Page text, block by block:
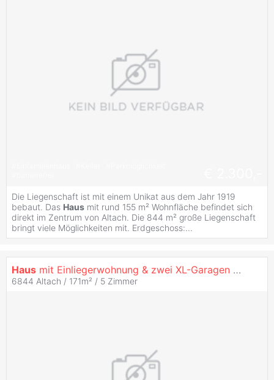
Die Liegenschaft ist mit einem Unikat aus dem Jahr 1919
bebaut. Das Haus mit rund 155 m² Wohnfläche befindet sich
direkt im Zentrum von Altach. Die 844 m² große Liegenschaft
bringt viele Möglichkeiten mit. Erdgeschoss:...
Haus mit Einliegerwohnung & zwei XL-Garagen zum
6844 Altach / 171m² / 5 Zimmer